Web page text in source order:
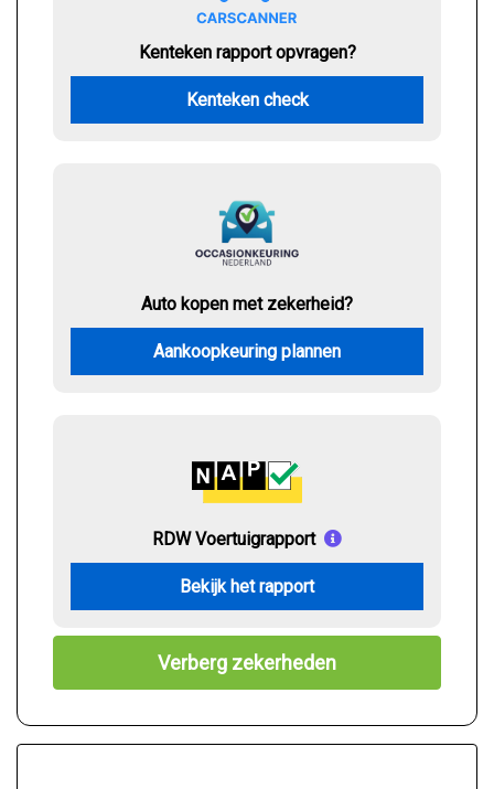
Kenteken rapport opvragen?
Kenteken check
Auto kopen met zekerheid?
Aankoopkeuring plannen
RDW Voertuigrapport
Bekijk het rapport
Verberg zekerheden